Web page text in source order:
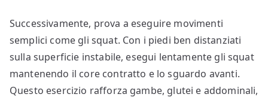
Successivamente, prova a eseguire movimenti
semplici come gli squat. Con i piedi ben distanziati
sulla superficie instabile, esegui lentamente gli squat
mantenendo il core contratto e lo sguardo avanti.
Questo esercizio rafforza gambe, glutei e addominali,